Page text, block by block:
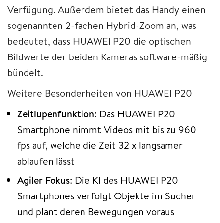
Verfügung. Außerdem bietet das Handy einen
sogenannten 2-fachen Hybrid-Zoom an, was
bedeutet, dass HUAWEI P20 die optischen
Bildwerte der beiden Kameras software-mäßig
bündelt.
Weitere Besonderheiten von HUAWEI P20
Zeitlupenfunktion: Das HUAWEI P20
Smartphone nimmt Videos mit bis zu 960
fps auf, welche die Zeit 32 x langsamer
ablaufen lässt
Agiler Fokus: Die KI des HUAWEI P20
Smartphones verfolgt Objekte im Sucher
und plant deren Bewegungen voraus